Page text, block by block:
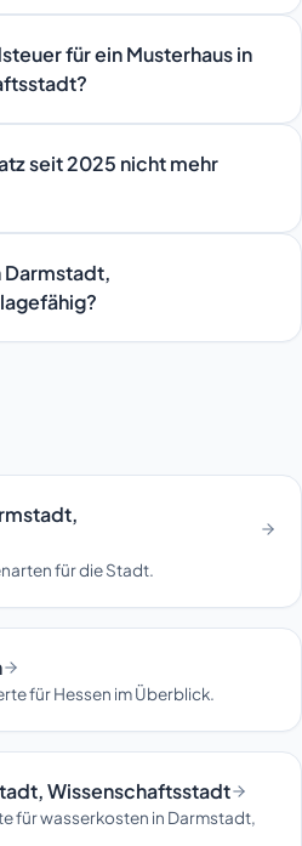
für ein Musterhaus in
seit 2025 nicht mehr
Darmstadt,
für die Stadt.
für Hessen im Überblick.
Wissenschaftsstadt
für wasserkosten in Darmstadt,